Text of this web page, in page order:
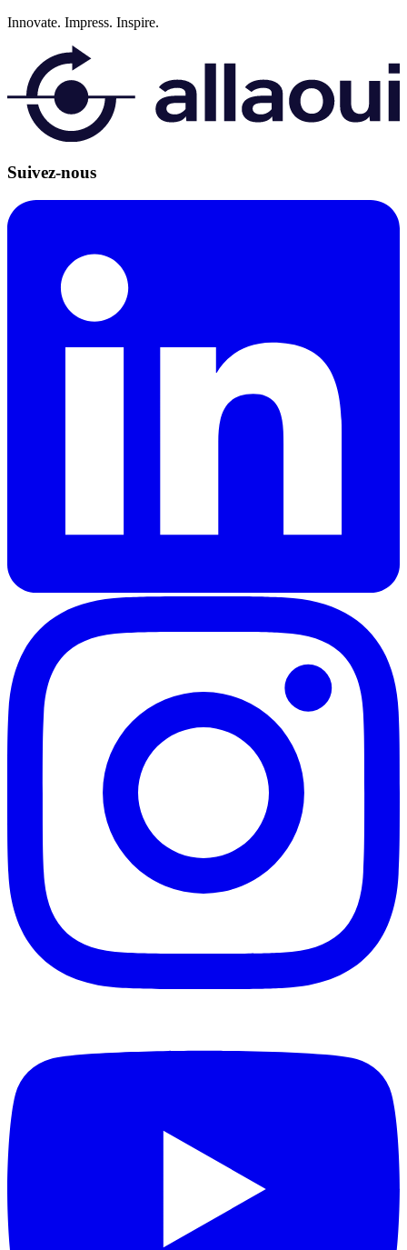
Innovate. Impress. Inspire.
Suivez-nous